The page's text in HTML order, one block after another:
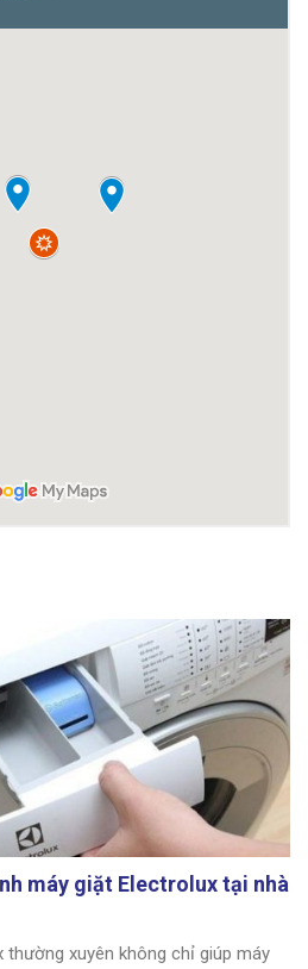
máy giặt Electrolux tại nhà
thường xuyên không chỉ giúp máy